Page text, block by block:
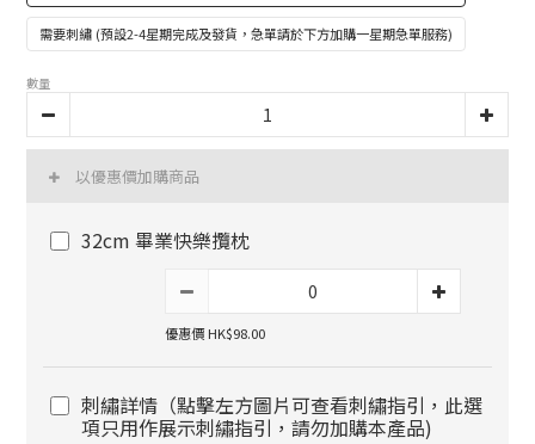
需要刺繡 (預設2-4星期完成及發貨，急單請於下方加購一星期急單服務)
數量
以優惠價加購商品
32cm 畢業快樂攬枕
優惠價 HK$98.00
刺繡詳情（點擊左方圖片可查看刺繡指引，此選
項只用作展示刺繡指引，請勿加購本產品)